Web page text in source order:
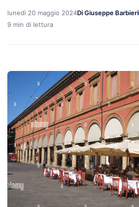
lunedì 20 maggio 2024Di Giuseppe Barbieri
9 min di lettura